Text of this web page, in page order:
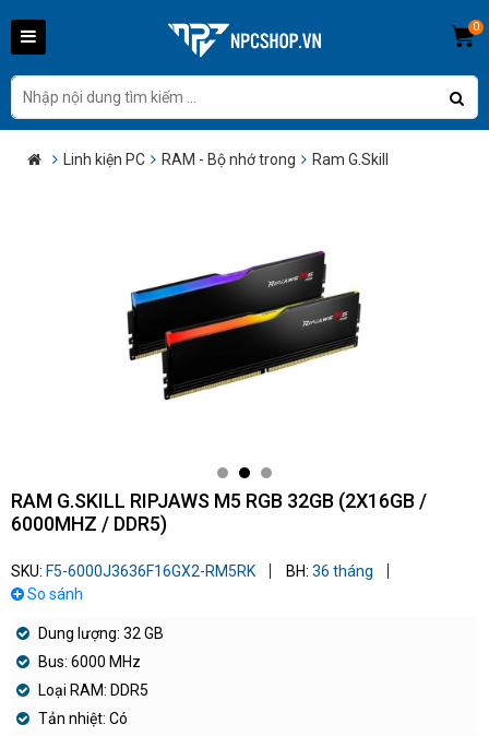
0
Linh kiện PC RAM - Bộ nhớ trong Ram G.Skill
RAM G.SKILL RIPJAWS M5 RGB 32GB (2X16GB /
6000MHZ / DDR5)
SKU: F5-6000J3636F16GX2-RM5RK BH: 36 tháng
So sánh
Dung lượng: 32 GB
Bus: 6000 MHz
Loại RAM: DDR5
Tản nhiệt: Có